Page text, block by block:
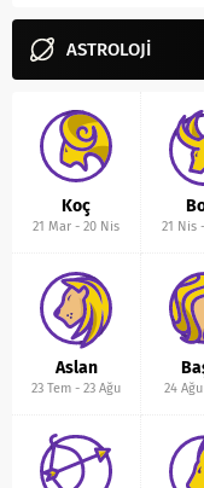
ASTROLOJİ
Koç
21 Mar -20 Nis 21 Nis-
Aslan
23 Tem -23 Ağu 24 Ağu